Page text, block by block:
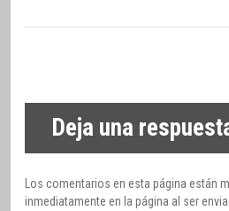
Deja una
Los comentarios en esta página están
inmediatamente en la página al ser